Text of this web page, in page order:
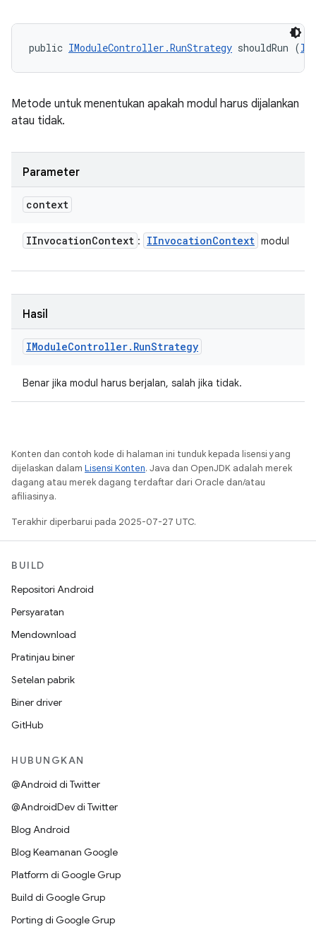
public IModuleController.RunStrategy shouldRun (
Metode untuk menentukan apakah modul harus dijalankan
atau tidak.
Parameter
context
IInvocationContext : IInvocationContext modul
Hasil
IModuleController. RunStrategy
Benar jika modul harus berjalan, salah jika tidak.
Konten dan contoh kode di halaman ini tunduk kepada lisensi yang
dijelaskan dalam Lisensi Konten. Java dan OpenJDK adalah merek
dagang atau merek dagang terdaftar dari Oracle dan/atau
afiliasinya.
Terakhir diperbarui pada 2025-07-27 UTC.
BUILD
Repositori Android
Persyaratan
Mendownload
Pratinjau biner
Setelan pabrik
Biner driver
GitHub
HUBUNGKAN
@Android di Twitter
@AndroidDev di Twitter
Blog Android
Blog Keamanan Google
Platform di Google Grup
Build di Google Grup
Porting di Google Grup